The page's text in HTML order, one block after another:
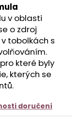
v oblasti
o zdroj
tobolkách s
které byly
kterých se
doručení